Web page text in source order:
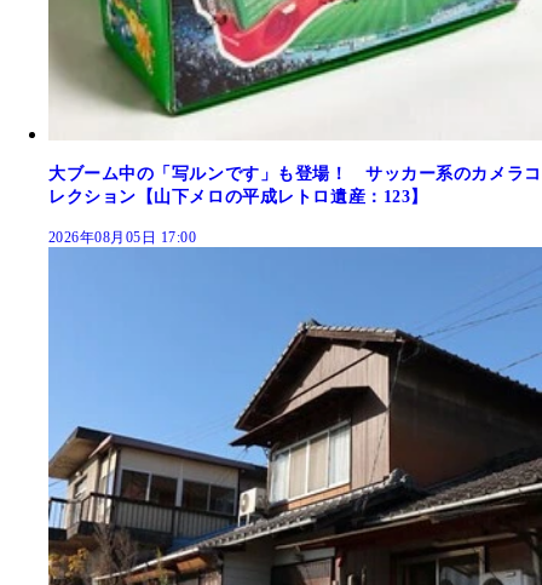
大ブーム中の「写ルンです」も登場！ サッカー系のカメラコ
レクション【山下メロの平成レトロ遺産：123】
2026年08月05日 17:00